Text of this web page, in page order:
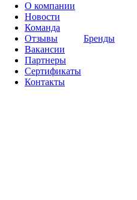
О компании
Новости
Команда
Отзывы
Вакансии
Партнеры
Сертификаты
Контакты
Бренды